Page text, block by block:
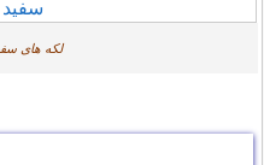
لکه های